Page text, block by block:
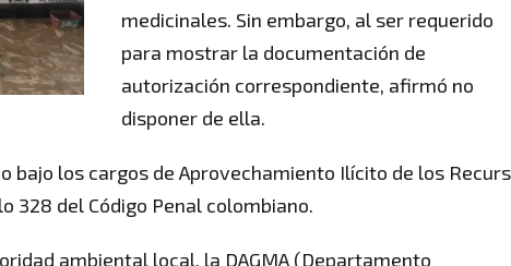
medicinales. Sin embargo, al ser requerido
para mostrar la documentación de
autorización correspondiente, afirmó no
disponer de ella.
bajo los cargos de Aprovechamiento Ilícito de los
328 del Código Penal colombiano.
ambiental local, la DAGMA (Departamento